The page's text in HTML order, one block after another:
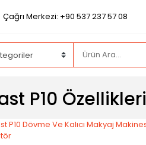
Çağrı Merkezi: +90 537 237 57 08
P10 Özellikleri